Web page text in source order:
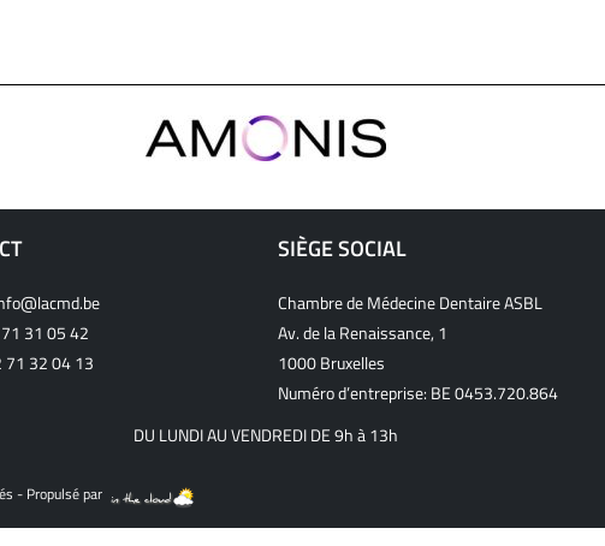
31 05 42
71 32 04 13
SIÈGE SOCIAL
Chambre de Médecine Dentaire ASBL
Av. de la Renaissance, 1
1000 Bruxelles
Numéro d’entreprise: BE 0453.720.864
DU LUNDI AU VENDREDI DE 9h à 13h
- Propulsé par